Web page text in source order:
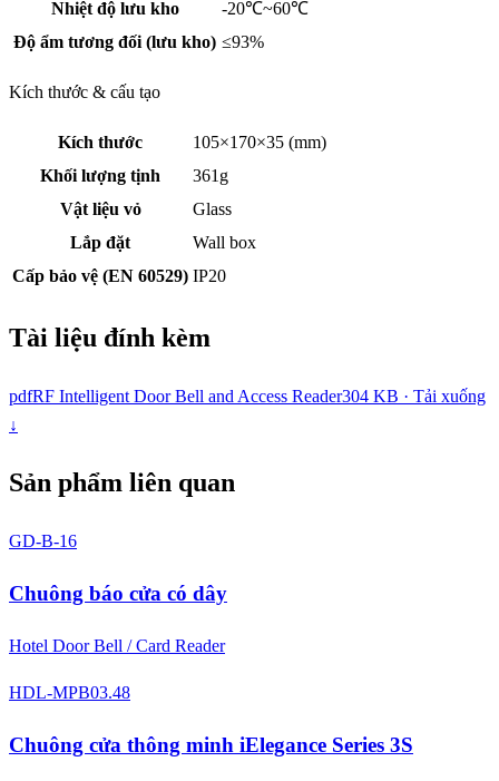
Nhiệt độ lưu kho
-20℃~60℃
Độ ẩm tương đối (lưu kho) ≤93%
Kích thước & cấu tạo
Kích thước
105×170×35 (mm)
Khối lượng tịnh
361g
Vật liệu vỏ
Glass
Lắp đặt
Wall box
Cấp bảo vệ (EN 60529) IP20
Tài liệu đính kèm
pdfRF Intelligent Door Bell and Access Reader304 KB · Tải xuống
↓
Sản phẩm liên quan
GD-B-16
Chuông báo cửa có dây
Hotel Door Bell / Card Reader
HDL-MPB03.48
Chuông cửa thông minh iElegance Series 3S